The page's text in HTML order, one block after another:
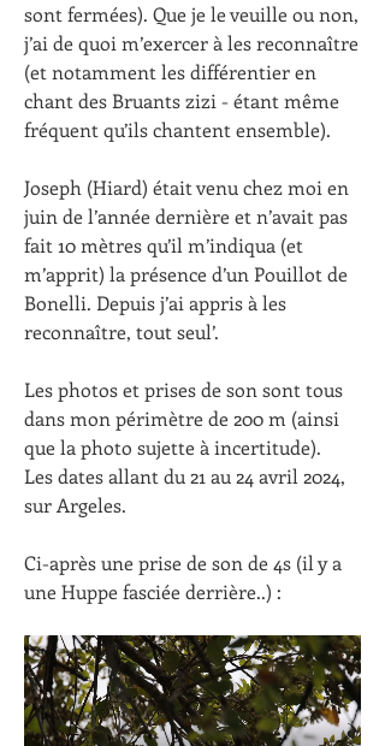
sont fermées). Que je le veuille ou non,
j’ai de quoi m’exercer à les reconnaître
(et notamment les différentier en
chant des Bruants zizi - étant même
fréquent qu’ils chantent ensemble).
Joseph (Hiard) était venu chez moi en
juin de l’année dernière et n’avait pas
fait 10 mètres qu’il m’indiqua (et
m’apprit) la présence d’un Pouillot de
Bonelli. Depuis j’ai appris à les
reconnaître, tout seul’.
Les photos et prises de son sont tous
dans mon périmètre de 200 m (ainsi
que la photo sujette à incertitude).
Les dates allant du 21 au 24 avril 2024,
sur Argeles.
Ci-après une prise de son de 4s (il y a
une Huppe fasciée derrière..) :